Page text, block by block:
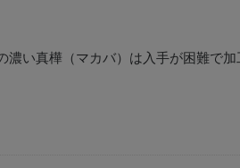
濃い真樺（マカバ）は入手が困難で加